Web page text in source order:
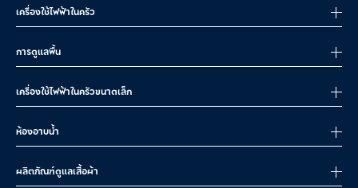
เครื่องใช้ไฟฟ้าในครัว
การดูแลพื้น
เครื่องใช้ไฟฟ้าในครัวขนาดเล็ก
ห้องอาบน้ำ
ผลิตภัณฑ์ดูแลเสื้อผ้า